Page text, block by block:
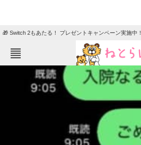
🎁 Switch 2もあたる！ プレゼントキャンペーン実施中！
ねとらぼメニュー
ニュース
クイズ